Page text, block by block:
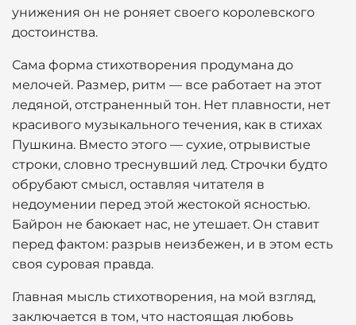
унижения он не роняет своего королевского
достоинства.
Сама форма стихотворения продумана до
мелочей. Размер, ритм — все работает на этот
ледяной, отстраненный тон. Нет плавности, нет
красивого музыкального течения, как в стихах
Пушкина. Вместо этого — сухие, отрывистые
строки, словно треснувший лед. Строчки будто
обрубают смысл, оставляя читателя в
недоумении перед этой жестокой ясностью.
Байрон не баюкает нас, не утешает. Он ставит
перед фактом: разрыв неизбежен, и в этом есть
своя суровая правда.
Главная мысль стихотворения, на мой взгляд,
заключается в том, что настоящая любовь